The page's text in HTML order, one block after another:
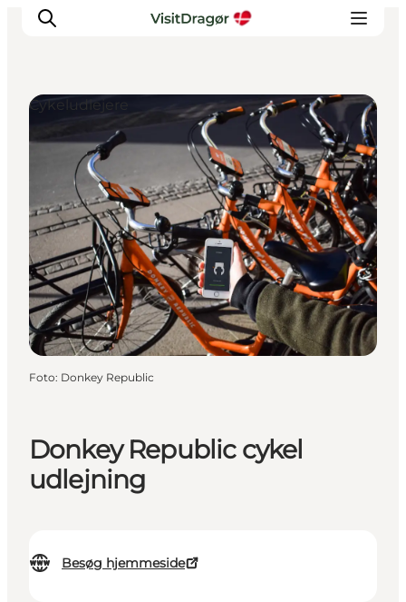
Oplev
Kultur & Historie
Byliv & Mad
Natur & Friluftsliv
For børn
Praktisk
Donkey Republic cykel
udlejning
Besøg hjemmeside
Cykeludlejere
Foto: Donkey Republic